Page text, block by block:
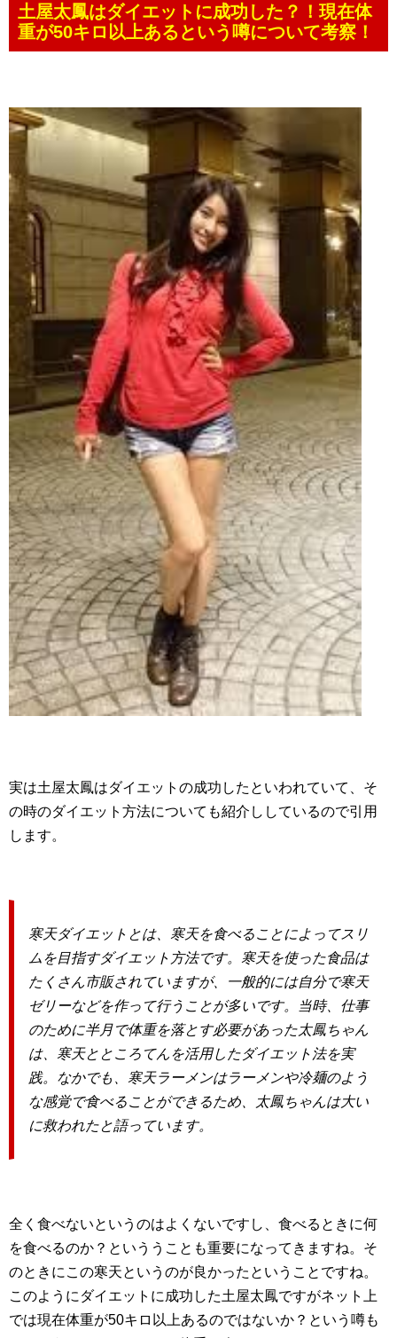
土屋太鳳はダイエットに成功した？！現在体
重が50キロ以上あるという噂について考察！
実は土屋太鳳はダイエットの成功したといわれていて、そ
の時のダイエット方法についても紹介ししているので引用
します。
寒天ダイエットとは、寒天を食べることによってスリ
ムを目指すダイエット方法です。寒天を使った食品は
たくさん市販されていますが、一般的には自分で寒天
ゼリーなどを作って行うことが多いです。当時、仕事
のために半月で体重を落とす必要があった太鳳ちゃん
は、寒天とところてんを活用したダイエット法を実
践。なかでも、寒天ラーメンはラーメンや冷麺のよう
な感覚で食べることができるため、太鳳ちゃんは大い
に救われたと語っています。
全く食べないというのはよくないですし、食べるときに何
を食べるのか？といううことも重要になってきますね。そ
のときにこの寒天というのが良かったということですね。
このようにダイエットに成功した土屋太鳳ですがネット上
では現在体重が50キロ以上あるのではないか？という噂も